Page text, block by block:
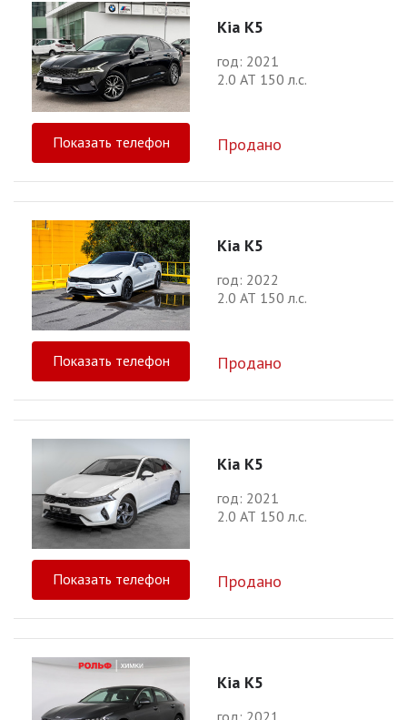
Kia K5
год: 2021
2.0 АТ 150 л.с.
Показать телефон Продано
Kia K5
год: 2022
2.0 АТ 150 л.с.
Показать телефон Продано
Kia K5
год: 2021
2.0 АТ 150 л.с.
Показать телефон Продано
Kia K5